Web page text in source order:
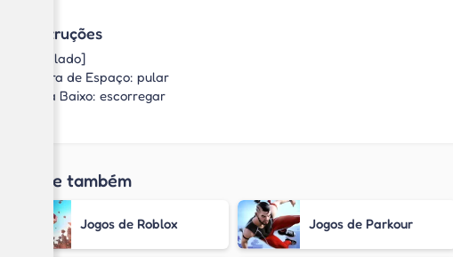
Instruções
[Teclado]
Barra de Espaço: pular
Seta Baixo: escorregar
Jogue também
Jogos de Roblox Jogos de Parkour